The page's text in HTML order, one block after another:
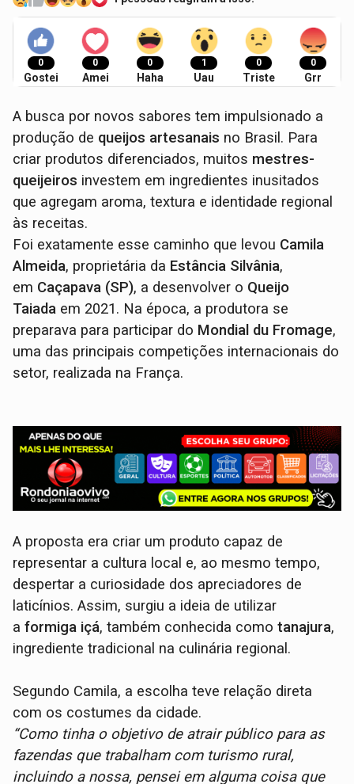
0
Gostei
0
Amei
0
Haha
1
Uau
0
Triste
0
Grr
A busca por novos sabores tem impulsionado a
produção de queijos artesanais no Brasil. Para
criar produtos diferenciados, muitos mestres-
queijeiros investem em ingredientes inusitados
que agregam aroma, textura e identidade regional
às receitas.
Foi exatamente esse caminho que levou Camila
Almeida, proprietária da Estância Silvânia,
em Caçapava (SP), a desenvolver o Queijo
Taiada em 2021. Na época, a produtora se
preparava para participar do Mondial du Fromage,
uma das principais competições internacionais do
setor, realizada na França.
A proposta era criar um produto capaz de
representar a cultura local e, ao mesmo tempo,
despertar a curiosidade dos apreciadores de
laticínios. Assim, surgiu a ideia de utilizar
aformiga içá, também conhecida comotanajura,
ingrediente tradicional na culinária regional.
Segundo Camila, a escolha teve relação direta
com os costumes da cidade.
“Como tinha o objetivo de atrair público para as
fazendas que trabalham com turismo rural,
incluindo a nossa, pensei em alguma coisa que